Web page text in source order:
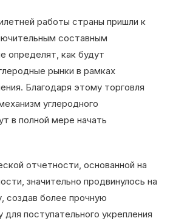
работы страны пришли к
составным
определят, как будут
рынки в рамках
Благодаря этому торговля
углеродного
в полной мере начать
отчетности, основанной на
значительно продвинулось на
создав более прочную
для поступательного укрепления